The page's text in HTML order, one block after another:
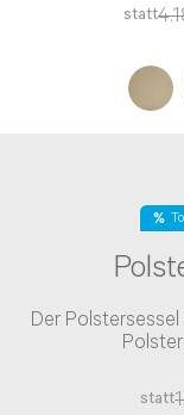
Das Ecksofa
rückenecht
Schaum-